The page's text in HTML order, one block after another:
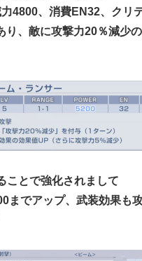
4800、消費EN32、クリ
り、敵に攻撃力20％減少
ことで強化されまして
までアップ、武装効果も